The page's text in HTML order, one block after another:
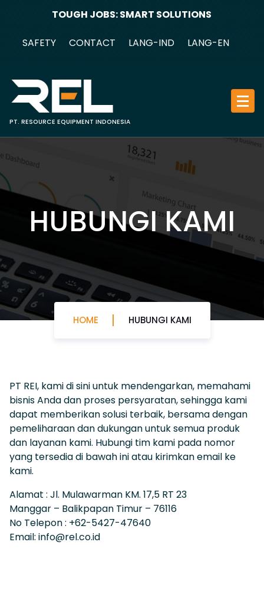
TOUGH JOBS: SMART SOLUTIONS
SAFETY CONTACT LANG-IND LANG-EN
PT. RESOURCE EQUIPMENT INDONESIA
HUBUNGI KAMI
HOME HUBUNGI KAMI
PT REI, kami di sini untuk mendengarkan, memahami
bisnis Anda dan proses persyaratan, sehingga kami
dapat memberikan solusi terbaik, bersama dengan
pemeliharaan dan dukungan untuk semua produk
dan layanan kami. Hubungi tim kami pada nomor
yang tersedia di bawah ini atau kirimkan email ke
kami.
Alamat : Jl. Mulawarman KM. 17,5 RT 23
Manggar – Balikpapan Timur – 76116
No Telepon : +62-5427-47640
Email: info@rel.co.id